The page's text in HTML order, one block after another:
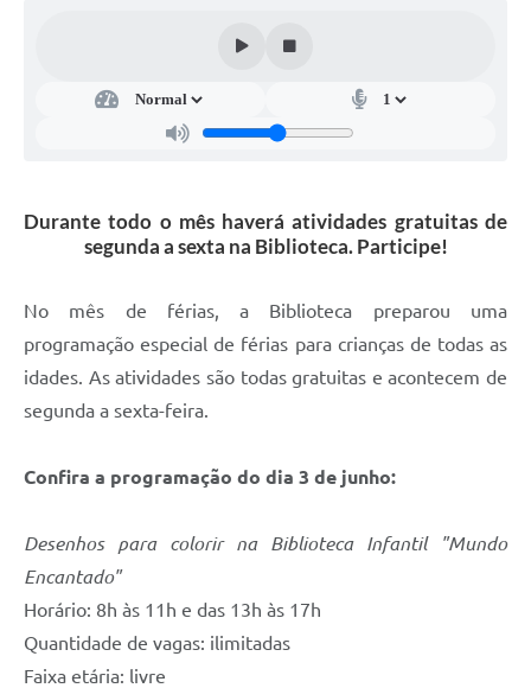
Defesa Civil
NFSE
Durante todo o mês haverá atividades gratuitas de
segunda a sexta na Biblioteca. Participe!
No mês de férias, a Biblioteca preparou uma
programação especial de férias para crianças de todas as
idades. As atividades são todas gratuitas e acontecem de
segunda a sexta-feira.
Confira a programação do dia 3 de junho:
Desenhos para colorir na Biblioteca Infantil "Mundo
Encantado"
Horário: 8h às 11h e das 13h às 17h
Quantidade de vagas: ilimitadas
Faixa etária: livre